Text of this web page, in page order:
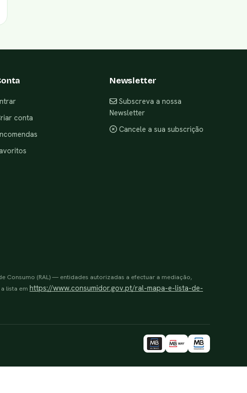
conta
Newsletter
Subscreva a nossa
Newsletter
Cancele a sua subscrição
Consumo (RAL) — entidades autorizadas a efectuar a mediação,
lista em https://www.consumidor.gov.pt/ral-mapa-e-lista-de-